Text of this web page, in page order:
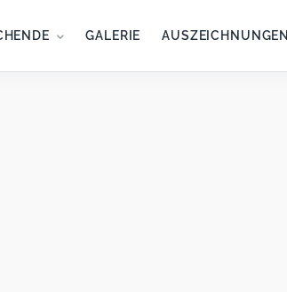
GALERIE AUSZEICHNUNGEN